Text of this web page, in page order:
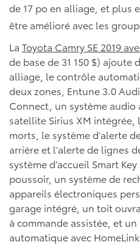
de 17 po en alliage, et plus
être amélioré avec les
La Toyota Camry SE 2019
de base de 31 150 $) ajoute
alliage, le contrôle
deux zones, Entune 3.0
Connect, un système audio
satellite Sirius XM intégrée,
morts, le système d’alerte
arrière et l’alerte de lignes
système d’accueil Smart
poussoir, un système de
appareils électroniques
garage intégré, un toit
à commande assistée, et
automatique avec